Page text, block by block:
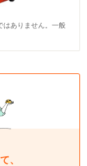
はありません。一般
、